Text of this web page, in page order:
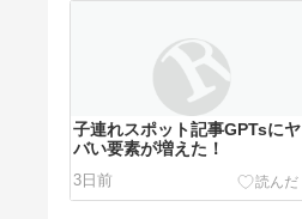
子連れスポット記事GPTsにヤ
バい要素が増えた！
3日前